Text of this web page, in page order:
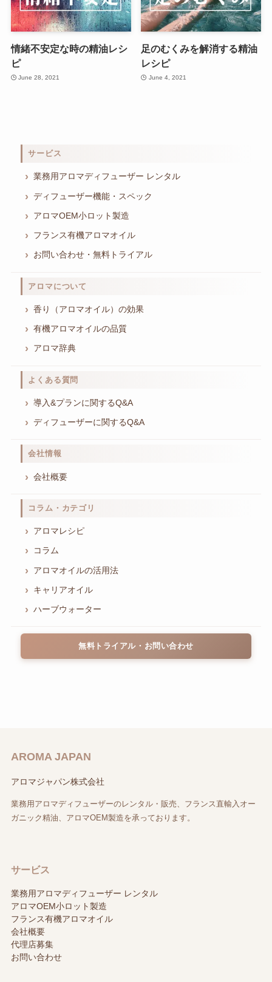
情緒不安定な時の精油レシ
ピ
June 28, 2021
足のむくみを解消する精油
レシピ
June 4, 2021
サービス
業務用アロマディフューザー レンタル
ディフューザー機能・スペック
アロマOEM小ロット製造
フランス有機アロマオイル
お問い合わせ・無料トライアル
アロマについて
香り（アロマオイル）の効果
有機アロマオイルの品質
アロマ辞典
よくある質問
導入&プランに関するQ&A
ディフューザーに関するQ&A
会社情報
会社概要
コラム・カテゴリ
アロマレシピ
コラム
アロマオイルの活用法
キャリアオイル
ハーブウォーター
無料トライアル・お問い合わせ
AROMA JAPAN
アロマジャパン株式会社
業務用アロマディフューザーのレンタル・販売、フランス直輸入オー
ガニック精油、アロマOEM製造を承っております。
サービス
業務用アロマディフューザー レンタル
アロマOEM小ロット製造
フランス有機アロマオイル
会社概要
代理店募集
お問い合わせ